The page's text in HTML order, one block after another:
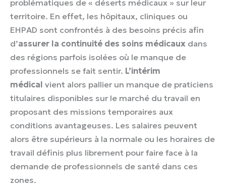
problématiques de « déserts médicaux » sur leur
territoire. En effet, les hôpitaux, cliniques ou
EHPAD sont confrontés à des besoins précis afin
d’assurer la continuité des soins médicaux dans
des régions parfois isolées où le manque de
professionnels se fait sentir. L’intérim
médical vient alors pallier un manque de praticiens
titulaires disponibles sur le marché du travail en
proposant des missions temporaires aux
conditions avantageuses. Les salaires peuvent
alors être supérieurs à la normale ou les horaires de
travail définis plus librement pour faire face à la
demande de professionnels de santé dans ces
zones.